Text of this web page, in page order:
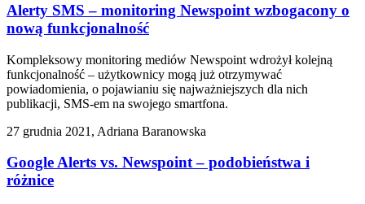
Alerty SMS – monitoring Newspoint wzbogacony o
nową funkcjonalność
Kompleksowy monitoring mediów Newspoint wdrożył kolejną
funkcjonalność – użytkownicy mogą już otrzymywać
powiadomienia, o pojawianiu się najważniejszych dla nich
publikacji, SMS-em na swojego smartfona.
27 grudnia 2021, Adriana Baranowska
Google Alerts vs. Newspoint – podobieństwa i
różnice